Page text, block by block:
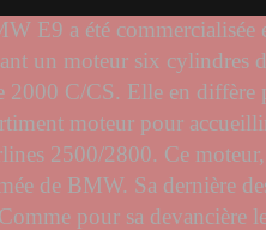
E9 a été
un moteur six cylindres
2000 C/CS. Elle en diffère
moteur pour
2500/2800. Ce
de BMW. Sa dernière
pour sa devancière